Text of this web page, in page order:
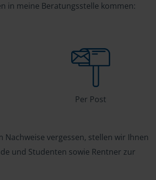
in meine Beratungsstelle kommen:
Per Post
vergessen, stellen wir Ihnen
und Studenten sowie Rentner zur